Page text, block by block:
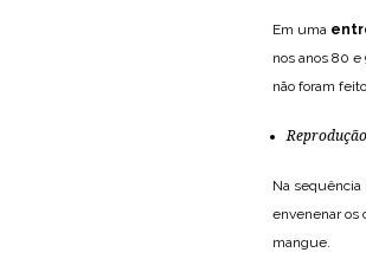
Em uma
nos anos 80
não foram
Na sequência
envenenar os
mangue.